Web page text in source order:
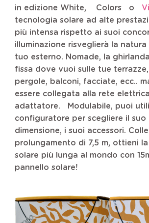
in edizione White, Colors o
tecnologia solare ad alte
più intensa rispetto ai suoi
illuminazione risveglierà la
tuo esterno. Nomade, la
fissa dove vuoi sulle tue
pergole, balconi, facciate, ecc..
essere collegata alla rete
adattatore. Modulabile, puoi
configuratore per scegliere il suo
dimensione, i suoi accessori.
prolungamento di 7,5 m, ottieni
solare più lunga al mondo con
pannello solare!